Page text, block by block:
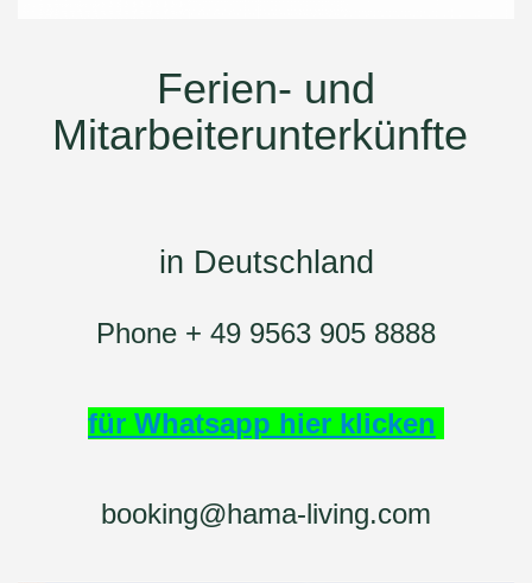
Ferien- und
Mitarbeiterunterkünfte
in Deutschland
Phone + 49 9563 905 8888
für Whatsapp hier klicken
booking@hama-living.com